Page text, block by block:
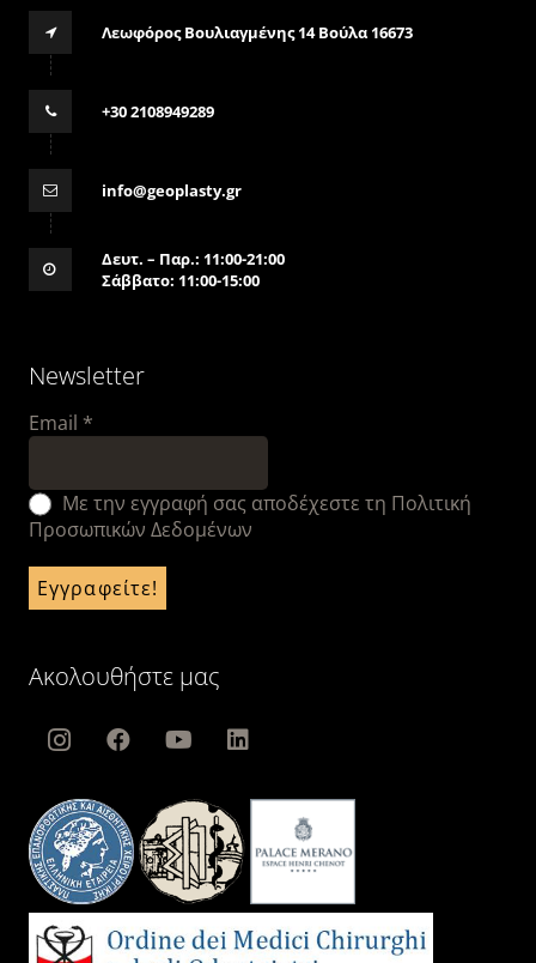
Λεωφόρος Βουλιαγμένης 14 Βούλα 16673
+30 2108949289
info@geoplasty.gr
Δευτ. – Παρ.: 11:00-21:00
Σάββατο: 11:00-15:00
Newsletter
Email *
Με την εγγραφή σας αποδέχεστε τη Πολιτική
Προσωπικών Δεδομένων
Ακολουθήστε μας